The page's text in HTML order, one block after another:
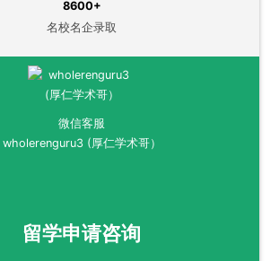
8600+
名校名企录取
微信客服
wholerenguru3 (厚仁学术哥）
留学申请咨询